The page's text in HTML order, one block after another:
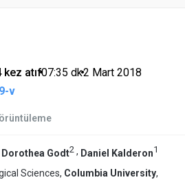
kez atıf•07:35 dk•2 Mart 2018
v
Dorothea Godt2 , Daniel Kalderon1
Sciences, Columbia University,